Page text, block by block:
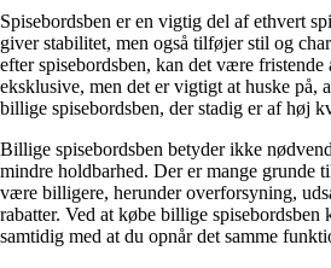
Spisebordsben er en vigtig del af ethvert
giver stabilitet, men også tilføjer stil og
efter spisebordsben, kan det være
eksklusive, men det er vigtigt at huske på,
billige spisebordsben, der stadig er af høj
Billige spisebordsben betyder ikke
mindre holdbarhed. Der er mange grunde
være billigere, herunder overforsyning,
rabatter. Ved at købe billige spisebordsben
samtidig med at du opnår det samme